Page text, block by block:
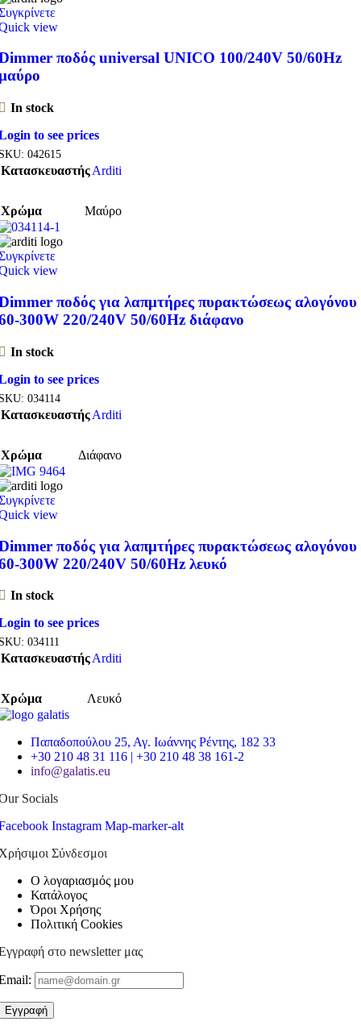
view
ποδός universal UNICO 100/240V 50/60Hz
In stock
to see prices
042615
ΚατασκευαστήςArditi
Χρώμα Μαύρο
view
ποδός για λαπμτήρες πυρακτώσεως αλογόνου
300W 220/240V 50/60Hz διάφανο
In stock
to see prices
034114
ΚατασκευαστήςArditi
Χρώμα Διάφανο
view
ποδός για λαπμτήρες πυρακτώσεως αλογόνου
300W 220/240V 50/60Hz λευκό
In stock
to see prices
034111
ΚατασκευαστήςArditi
Χρώμα Λευκό
Παπαδοπούλου 25, Αγ. Ιωάννης Ρέντης, 182 33
+30 210 48 31 116 | +30 210 48 38 161-2
info@galatis.eu
Socials
Instagram Map-marker-alt
Σύνδεσμοι
Ο λογαριασμός μου
Κατάλογος
Όροι Χρήσης
Πολιτική Cookies
στο newsletter μας